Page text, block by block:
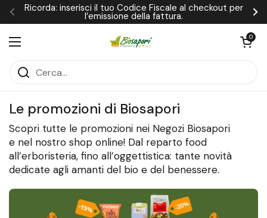
Passa ai contenuti
Precedente
Ricorda: inserisci il tuo Codice Fiscale al checkout per
l’emissione della fattura.
Apri menu
Apri
0
Home
Le promozioni di Biosapori
Scopri tutte le promozioni nei Negozi Biosapori
e nel nostro shop online! Dal reparto food
all’erboristeria, fino all’oggettistica: tante novità
dedicate agli amanti del bio e del benessere.